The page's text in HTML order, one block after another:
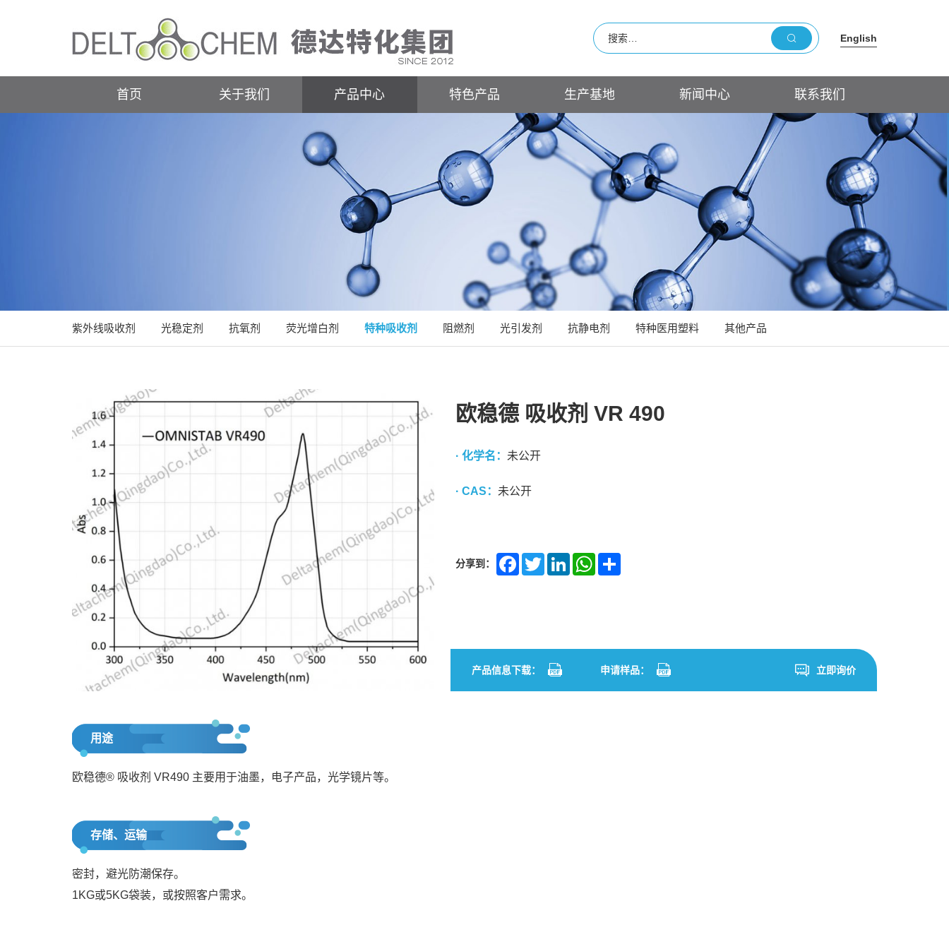
English
首页 关于我们 产品中心 特色产品 生产基地 新闻中心 联系我们
紫外线吸收剂 光稳定剂 抗氧剂 荧光增白剂 特种吸收剂 阻燃剂 光引发剂 抗静电剂 特种医用塑料 其他产品
欧稳德 吸收剂 VR 490
· 化学名： 未公开
· CAS： 未公开
分享到： Facebook
TwitterLinkedInWhatsApp
产品信息下载： 申请样品： 立即询价
用途
欧稳德® 吸收剂 VR490 主要用于油墨，电子产品，光学镜片等。
存储、运输
密封，避光防潮保存。
1KG或5KG袋装，或按照客户需求。